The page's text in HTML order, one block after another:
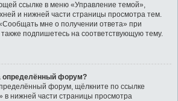
ссылке в меню «Управление темой»,
и нижней части страницы просмотра тем.
мне о получении ответа» при
подпишетесь на соответствующую тему.
определённый форум?
форум, щёлкните по ссылке
в нижней части страницы просмотра